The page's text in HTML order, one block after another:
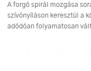
A forgó spirál mozgása
szívónyíláson keresztül a
adódóan folyamatosan